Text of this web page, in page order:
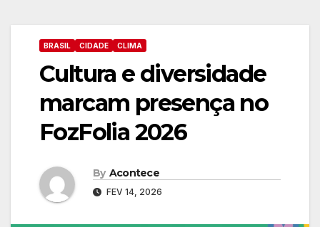
BRASIL CIDADE CLIMA
Cultura e diversidade
marcam presença no
FozFolia 2026
By Acontece
FEV 14, 2026